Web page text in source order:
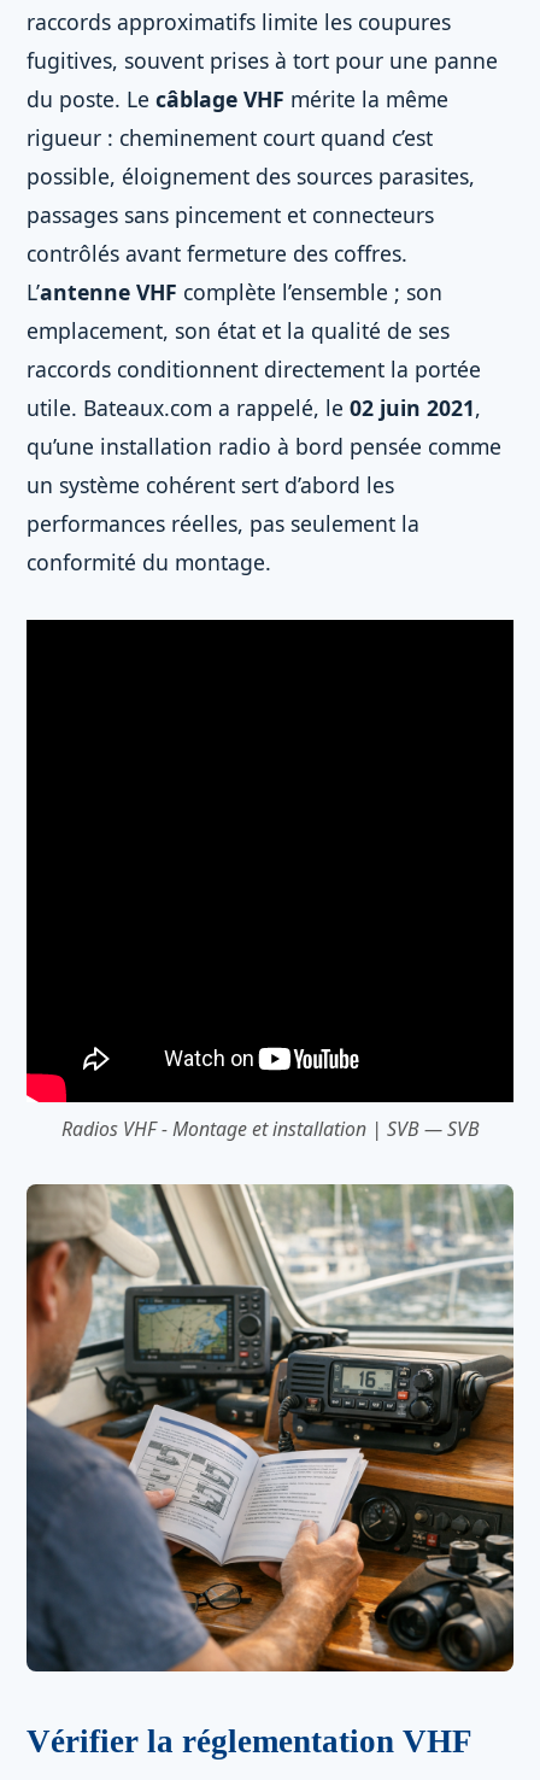
raccords approximatifs limite les coupures
fugitives, souvent prises à tort pour une panne
du poste. Le câblage VHF mérite la même
rigueur : cheminement court quand c’est
possible, éloignement des sources parasites,
passages sans pincement et connecteurs
contrôlés avant fermeture des coffres.
L’antenne VHF complète l’ensemble ; son
emplacement, son état et la qualité de ses
raccords conditionnent directement la portée
utile. Bateaux.com a rappelé, le 02 juin 2021,
qu’une installation radio à bord pensée comme
un système cohérent sert d’abord les
performances réelles, pas seulement la
conformité du montage.
Radios VHF - Montage et installation | SVB — SVB
Vérifier la réglementation VHF